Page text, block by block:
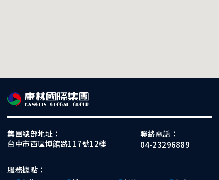
集團總部地址：
台中市西區博館路117號12樓
聯絡電話：
04-23296889
服務據點：